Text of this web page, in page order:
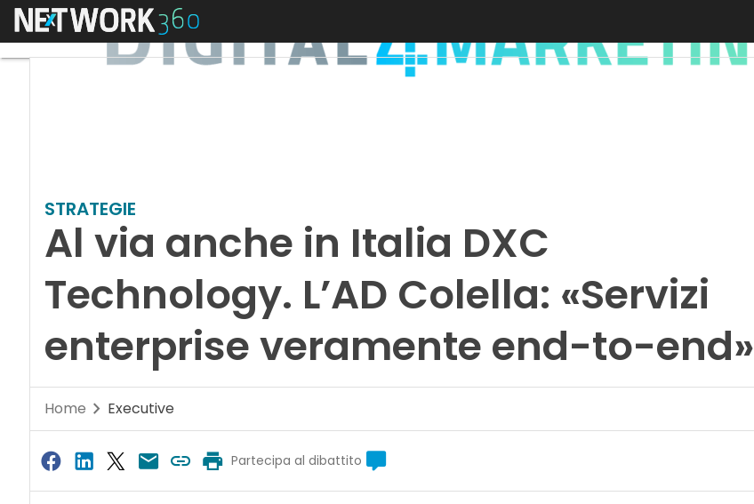
Menu
STRATEGIE
Al via anche in Italia DXC
Technology. L’AD Colella: «Servizi
enterprise veramente end-to-end»
Home Executive
Partecipa al dibattito